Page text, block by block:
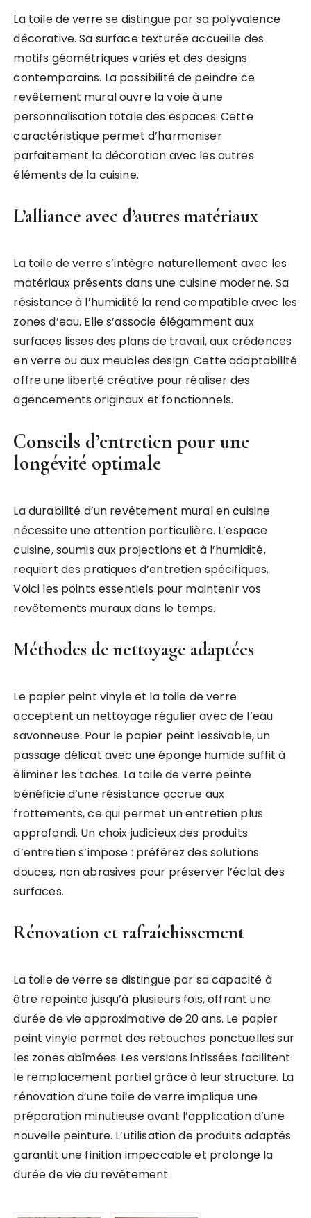
La toile de verre se distingue par sa polyvalence
décorative. Sa surface texturée accueille des
motifs géométriques variés et des designs
contemporains. La possibilité de peindre ce
revêtement mural ouvre la voie à une
personnalisation totale des espaces. Cette
caractéristique permet d’harmoniser
parfaitement la décoration avec les autres
éléments de la cuisine.
L’alliance avec d’autres matériaux
La toile de verre s’intègre naturellement avec les
matériaux présents dans une cuisine moderne. Sa
résistance à l’humidité la rend compatible avec les
zones d’eau. Elle s’associe élégamment aux
surfaces lisses des plans de travail, aux crédences
en verre ou aux meubles design. Cette adaptabilité
offre une liberté créative pour réaliser des
agencements originaux et fonctionnels.
Conseils d’entretien pour une
longévité optimale
La durabilité d’un revêtement mural en cuisine
nécessite une attention particulière. L’espace
cuisine, soumis aux projections et à l’humidité,
requiert des pratiques d’entretien spécifiques.
Voici les points essentiels pour maintenir vos
revêtements muraux dans le temps.
Méthodes de nettoyage adaptées
Le papier peint vinyle et la toile de verre
acceptent un nettoyage régulier avec de l’eau
savonneuse. Pour le papier peint lessivable, un
passage délicat avec une éponge humide suffit à
éliminer les taches. La toile de verre peinte
bénéficie d’une résistance accrue aux
frottements, ce qui permet un entretien plus
approfondi. Un choix judicieux des produits
d’entretien s’impose : préférez des solutions
douces, non abrasives pour préserver l’éclat des
surfaces.
Rénovation et rafraîchissement
La toile de verre se distingue par sa capacité à
être repeinte jusqu’à plusieurs fois, offrant une
durée de vie approximative de 20 ans. Le papier
peint vinyle permet des retouches ponctuelles sur
les zones abîmées. Les versions intissées facilitent
le remplacement partiel grâce à leur structure. La
rénovation d’une toile de verre implique une
préparation minutieuse avant l’application d’une
nouvelle peinture. L’utilisation de produits adaptés
garantit une finition impeccable et prolonge la
durée de vie du revêtement.